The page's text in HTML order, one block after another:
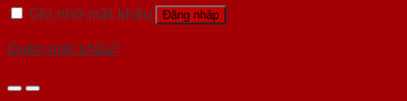
Ghi nhớ mật khẩu
Đăng nhập
Quên mật khẩu?